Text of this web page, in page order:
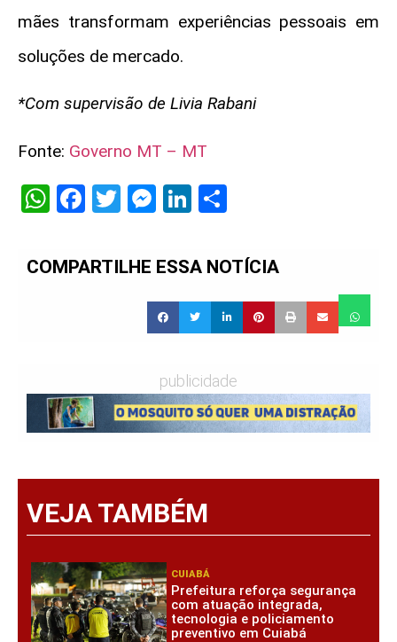
mães transformam experiências pessoais em
soluções de mercado.
*Com supervisão de Livia Rabani
Fonte: Governo MT – MT
WhatsApp
Facebook
Twitter
Messenger
LinkedIn
COMPARTILHE ESSA NOTÍCIA
publicidade
VEJA TAMBÉM
CUIABÁ
Prefeitura reforça segurança
com atuação integrada,
tecnologia e policiamento
preventivo em Cuiabá